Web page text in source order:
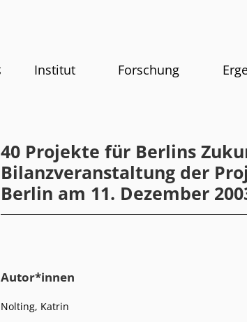
Institut Forschung
40 Projekte für Berlins
Bilanzveranstaltung der
Berlin am 11. Dezember
Autor*innen
Nolting, Katrin